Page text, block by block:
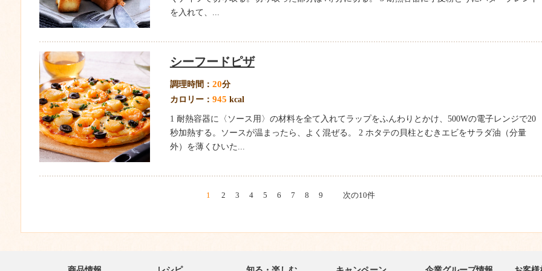
を入れて、...
シーフードピザ
調理時間： 20分
カロリー： 945 kcal
1 耐熱容器に〈ソース用〉の材料を全て入れてラップをふんわりとかけ、500Wの電子レンジで20
秒加熱する。ソースが温まったら、よく混ぜる。 2 ホタテの貝柱とむきエビをサラダ油（分量
外）を薄くひいた...
1 2 3 4 5 6 7 8 9 次の10件